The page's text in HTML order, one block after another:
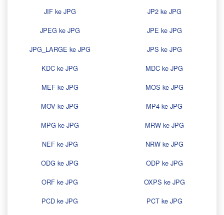
JIF ke JPG
JP2 ke JPG
JPEG ke JPG
JPE ke JPG
JPG_LARGE ke JPG
JPS ke JPG
KDC ke JPG
MDC ke JPG
MEF ke JPG
MOS ke JPG
MOV ke JPG
MP4 ke JPG
MPG ke JPG
MRW ke JPG
NEF ke JPG
NRW ke JPG
ODG ke JPG
ODP ke JPG
ORF ke JPG
OXPS ke JPG
PCD ke JPG
PCT ke JPG